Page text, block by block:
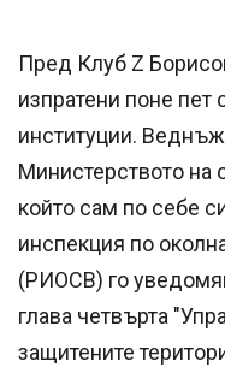
Пред Клуб Z
изпратени поне пет
институции.
Министерството на
който сам по себе
инспекция по
(РИОСВ) го
глава четвърта
защитените